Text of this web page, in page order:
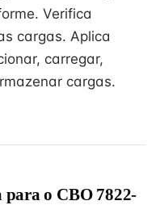
Verifica
cargas. Aplica
carregar,
cargas.
para o CBO 7822-